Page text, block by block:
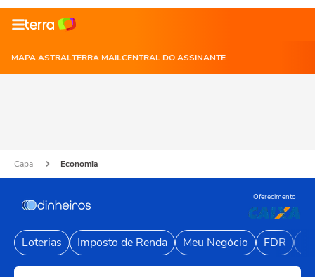
MAPA ASTRALTERRA MAILCENTRAL DO ASSINANTE
Capa Economia
Oferecimento
Loterias Imposto de Renda Meu Negócio FDR